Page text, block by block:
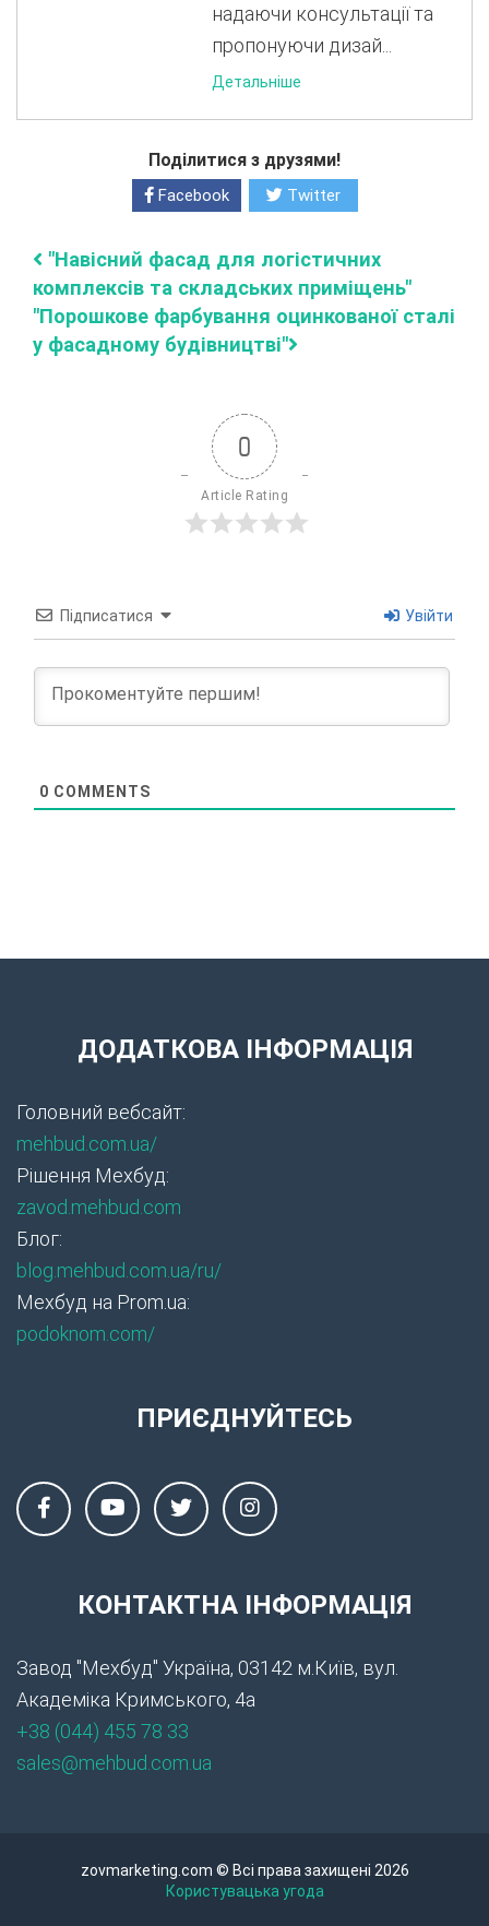
надаючи консультації та
пропонуючи дизай...
Детальніше
Поділитися з друзями!
Facebook Twitter
"Навісний фасад для логістичних
комплексів та складських приміщень"
"Порошкове фарбування оцинкованої сталі
у фасадному будівництві"
0
Article Rating
Підписатися Увійти
0 COMMENTS
ДОДАТКОВА ІНФОРМАЦІЯ
Головний вебсайт:
mehbud.com.ua/
Рішення Мехбуд:
zavod.mehbud.com
Блог:
blog.mehbud.com.ua/ru/
Мехбуд на Prom.ua:
podoknom.com/
ПРИЄДНУЙТЕСЬ
КОНТАКТНА ІНФОРМАЦІЯ
Завод "Мехбуд" Україна, 03142 м.Київ, вул.
Академіка Кримського, 4а
+38 (044) 455 78 33
sales@mehbud.com.ua
zovmarketing.com © Всі права захищені 2026
Користувацька угода